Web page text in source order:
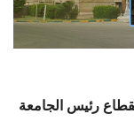
رئيس الجامعة